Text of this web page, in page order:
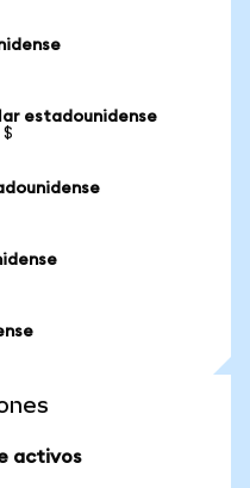
estadounidense
$
activos